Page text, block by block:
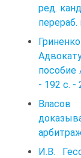
ред.
перераб.
пособие
- 192 с. -
И.В.